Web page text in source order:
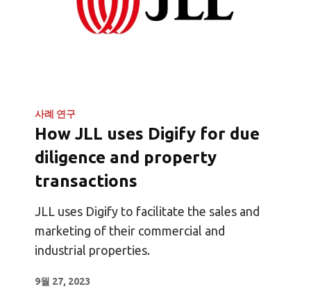
사례 연구
How JLL uses Digify for due
diligence and property
transactions
JLL uses Digify to facilitate the sales and
marketing of their commercial and
industrial properties.​
9월 27, 2023